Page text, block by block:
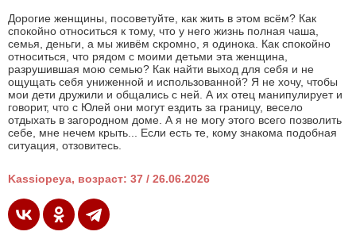
Дорогие женщины, посоветуйте, как жить в этом всём? Как
спокойно относиться к тому, что у него жизнь полная чаша,
семья, деньги, а мы живём скромно, я одинока. Как спокойно
относиться, что рядом с моими детьми эта женщина,
разрушившая мою семью? Как найти выход для себя и не
ощущать себя униженной и использованной? Я не хочу, чтобы
мои дети дружили и общались с ней. А их отец манипулирует и
говорит, что с Юлей они могут ездить за границу, весело
отдыхать в загородном доме. А я не могу этого всего позволить
себе, мне нечем крыть... Если есть те, кому знакома подобная
ситуация, отзовитесь.
Kassiopeya, возраст: 37 / 26.06.2026